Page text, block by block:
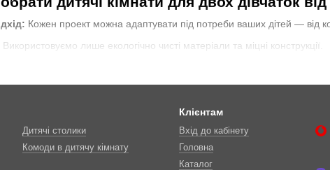
Кожен проект можна адаптувати під потреби ваших дітей — від
Використовуємо лише екологічно чисті матеріали та міцні конструкції.
тематичні дизайни та сучасні рішення для маленьких модниць. 🎀
ідеальну кімнату для двох дівчаток?
(2-5 років) важливі безпечні бортики, низькі ліжка та місце для ігор.
Дитячі столики
Комоди в дитячу кімнату
Клієнтам
Вхід до кабінету
Головна
Каталог